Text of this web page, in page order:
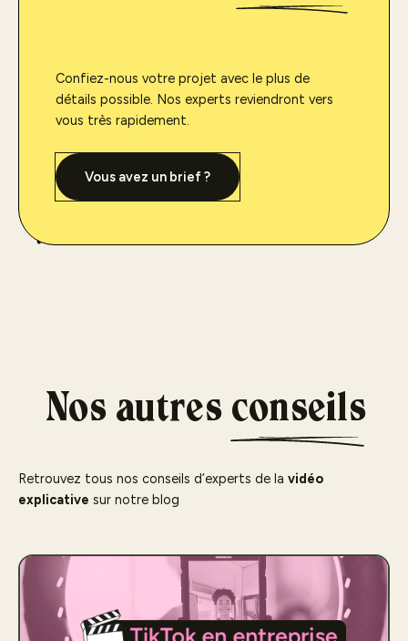
Confiez-nous votre projet avec le plus de
détails possible. Nos experts reviendront vers
vous très rapidement.
Vous avez un brief ?
Nos autres conseils
Retrouvez tous nos conseils d’experts de la vidéo
explicative sur notre blog